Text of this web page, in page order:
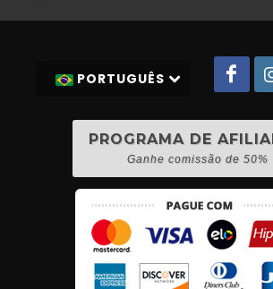
PORTUGUÊS
PROGRAMA DE
Ganhe comissão de 50%